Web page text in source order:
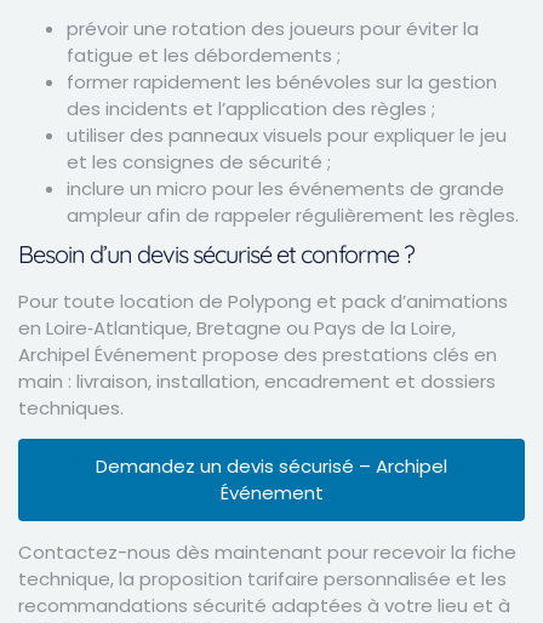
prévoir une rotation des joueurs pour éviter la
fatigue et les débordements ;
former rapidement les bénévoles sur la gestion
des incidents et l’application des règles ;
utiliser des panneaux visuels pour expliquer le jeu
et les consignes de sécurité ;
inclure un micro pour les événements de grande
ampleur afin de rappeler régulièrement les règles.
Besoin d’un devis sécurisé et conforme ?
Pour toute location de Polypong et pack d’animations
en Loire‑Atlantique, Bretagne ou Pays de la Loire,
Archipel Événement propose des prestations clés en
main : livraison, installation, encadrement et dossiers
techniques.
Demandez un devis sécurisé – Archipel
Événement
Contactez-nous dès maintenant pour recevoir la fiche
technique, la proposition tarifaire personnalisée et les
recommandations sécurité adaptées à votre lieu et à